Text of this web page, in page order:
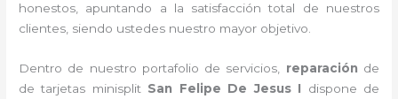
honestos, apuntando a la satisfacción total de nuestros
clientes, siendo ustedes nuestro mayor objetivo.
Dentro de nuestro portafolio de servicios, reparación de
de tarjetas minisplit San Felipe De Jesus I dispone de